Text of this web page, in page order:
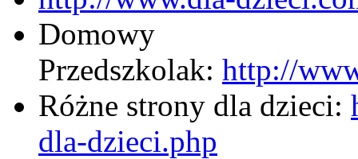
Domowy
Przedszkolak: http://
Różne strony dla dzieci:
dla-dzieci.php